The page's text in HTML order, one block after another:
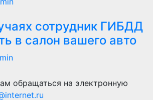
сотрудник ГИБДД
в салон вашего авто
обращаться на электронную